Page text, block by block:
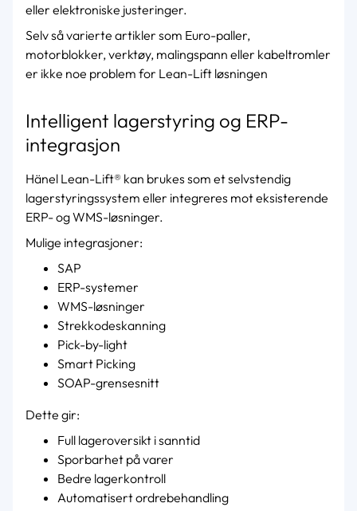
eller elektroniske justeringer.
Selv så varierte artikler som Euro-paller,
motorblokker, verktøy, malingspann eller kabeltromler
er ikke noe problem for Lean-Lift løsningen
Intelligent lagerstyring og ERP-
integrasjon
Hänel Lean-Lift® kan brukes som et selvstendig
lagerstyringssystem eller integreres mot eksisterende
ERP- og WMS-løsninger.
Mulige integrasjoner:
SAP
ERP-systemer
WMS-løsninger
Strekkodeskanning
Pick-by-light
Smart Picking
SOAP-grensesnitt
Dette gir:
Full lageroversikt i sanntid
Sporbarhet på varer
Bedre lagerkontroll
Automatisert ordrebehandling